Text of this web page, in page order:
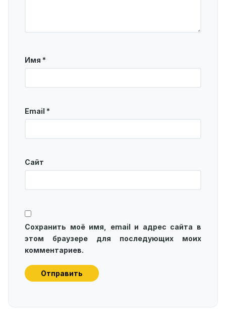
Имя *
Email *
Сайт
Сохранить моё имя, email и адрес сайта в
этом браузере для последующих моих
комментариев.